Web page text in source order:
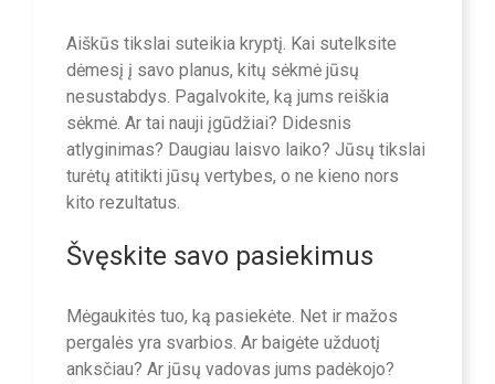
Aiškūs tikslai suteikia kryptį. Kai sutelksite
dėmesį į savo planus, kitų sėkmė jūsų
nesustabdys. Pagalvokite, ką jums reiškia
sėkmė. Ar tai nauji įgūdžiai? Didesnis
atlyginimas? Daugiau laisvo laiko? Jūsų tikslai
turėtų atitikti jūsų vertybes, o ne kieno nors
kito rezultatus.
Švęskite savo pasiekimus
Mėgaukitės tuo, ką pasiekėte. Net ir mažos
pergalės yra svarbios. Ar baigėte užduotį
anksčiau? Ar jūsų vadovas jums padėkojo?